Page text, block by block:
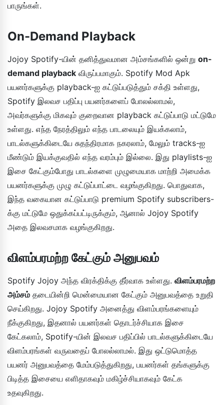
பாருங்கள்.
On-Demand Playback
Jojoy Spotify-யின் தனித்துவமான அம்சங்களில் ஒன்று on-
demand playback விருப்பமாகும். Spotify Mod Apk
பயனர்களுக்கு playback-ஐ கட்டுப்படுத்தும் சக்தி உள்ளது,
Spotify இலவச பதிப்பு பயனர்களைப் போலல்லாமல்,
அவர்களுக்கு மிகவும் குறைவான playback கட்டுப்பாடு மட்டுமே
உள்ளது. எந்த நேரத்திலும் எந்த பாடலையும் இயக்கலாம்,
பாடல்களுக்கிடையே சுதந்திரமாக நகரலாம், மேலும் tracks-ஐ
மீண்டும் இயக்குவதில் எந்த வரம்பும் இல்லை. இது playlists-ஐ
இசை கேட்கும்போது பாடல்களை முழுமையாக மாற்றி அமைக்க
பயனர்களுக்கு முழு கட்டுப்பாட்டை வழங்குகிறது. பொதுவாக,
இந்த வகையான கட்டுப்பாடு premium Spotify subscribers-
க்கு மட்டுமே ஒதுக்கப்பட்டிருக்கும், ஆனால் Jojoy Spotify
அதை இலவசமாக வழங்குகிறது.
விளம்பரமற்ற கேட்கும் அனுபவம்
Spotify Jojoy அந்த விரக்திக்கு தீர்வாக உள்ளது. விளம்பரமற்ற
அம்சம் தடையின்றி மென்மையான கேட்கும் அனுபவத்தை உறுதி
செய்கிறது. Jojoy Spotify அனைத்து விளம்பரங்களையும்
நீக்குகிறது, இதனால் பயனர்கள் தொடர்ச்சியாக இசை
கேட்கலாம், Spotify-யின் இலவச பதிப்பில் பாடல்களுக்கிடையே
விளம்பரங்கள் வருவதைப் போலல்லாமல். இது ஒட்டுமொத்த
பயனர் அனுபவத்தை மேம்படுத்துகிறது, பயனர்கள் தங்களுக்கு
பிடித்த இசையை எளிதாகவும் மகிழ்ச்சியாகவும் கேட்க
உதவுகிறது.